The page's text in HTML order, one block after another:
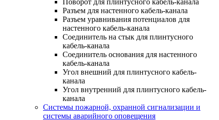
Разъем для настенного кабель-канала
Разъем уравнивания потенциалов для
настенного кабель-канала
Соединитель на стык для плинтусного
кабель-канала
Соединитель основания для настенного
кабель-канала
Угол внешний для плинтусного кабель-
канала
Угол внутренний для плинтусного кабель-
канала
Системы пожарной, охранной сигнализации и
системы аварийного оповещения